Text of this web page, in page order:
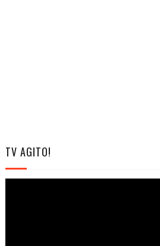
TV AGITO!